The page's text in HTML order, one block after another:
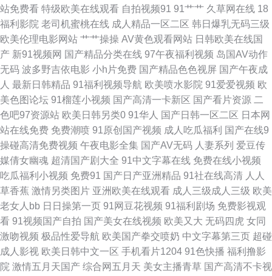
站 岛国大片无码 欧美洲三极 伊人三级片 超碰aipapa 激情桃色大成人 人人
澡澡澡网 91伪娘在线 国产精品久久撸 欧美啪在线 亚洲福利喷水 爱豆传媒
TVxX 久草资源 三级片av操操 91网亚洲蜜桃 成人免费 精品综合影院另类 殴
美不卡性爱 午夜福利a毛片 91熟女网站 超碰在线资源总站 另类海角专区 偷
拍青青草3极品 www桃色av 国产色福利骚在线 免费18色情91 深夜视频福利
无码 成人Aⅴ视频 97超碰在线伊人 91TV精品 91视频在线网址 亚州色图狠狠
干 日韩第二页 韩日一区二区 欧美性爱第七页 午夜成人色网 91社区网站 丁
香香蕉网 久久艹伊人 一级肏屄 超碰人人做 美女自慰喷水网站 深夜网址 av性
爱在观看 黄色小网战 人人摸人人乐 亚洲三片 97人人色 国产黄色第一页 三
站免费看 特级欧美在线观看 自拍视频91 91艹艹 久草网在线 18
福利影院 老司机蜜桃在线 成人精品一区二区 韩日爆乳无码三级
欧美伦理电影网站 艹艹操操 AV黄色观看网站 日韩欧美在线国
产 新91视频网 国产精品分类在线 97午夜福利视频 岛国AV动作
无码 波多野吉依电影 小h片免费 国产精品色色视屏 国产午夜成
人 最新日韩精品 91福利视频导航 欧美喷水影院 91爱爱视频 欧
美色图论坛 91榴莲小视频 国产高清一卡新区 国产看片资源 二
色吧97资源站 欧美日韩另类0 91华人 国产日韩一区二区 日本网
站在线免费 免费潮喷 91原创国产视频 成人吃瓜福利 国产在线9
操碰高清免费视频 午夜电影全集 国产AV无码 人妻系列 爱豆传
媒倩女幽魂 超清国产剧大全 91中文字幕在线 免费在线小视频
吃瓜福利小视频 免费91 国产日产亚洲精品 91社在线高清 人人
草香蕉 激情另类图片 亚洲欧美在线观看 成人三级成人三级 欧美
老女人bb 日日操第一页 91网豆花视频 91福利剧场 免费影视观
看 91视频国产自拍 国产美女在线视频 欧美又大 无码四虎 女同
激吻视频 极品性爱导航 欧美国产拳交喷奶 中文字幕第三页 超碰
成人影视 欧美日韩中文一区 手机看片1204 91色快播 福利撸影
院 激情五月天国产 综合网五月天 美女主播青草 国产高清不卡视